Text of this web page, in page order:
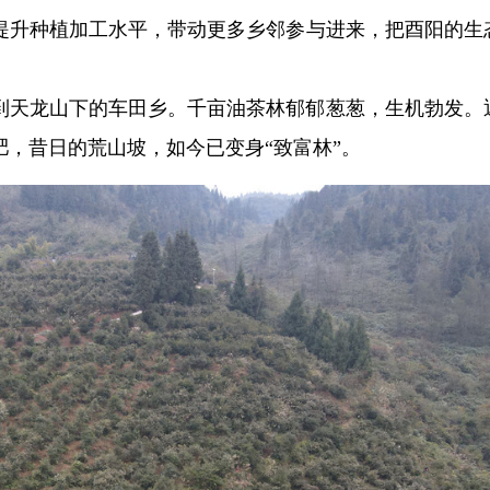
种植加工水平，带动更多乡邻参与进来，把酉阳的生
龙山下的车田乡。千亩油茶林郁郁葱葱，生机勃发。
昔日的荒山坡，如今已变身“致富林”。